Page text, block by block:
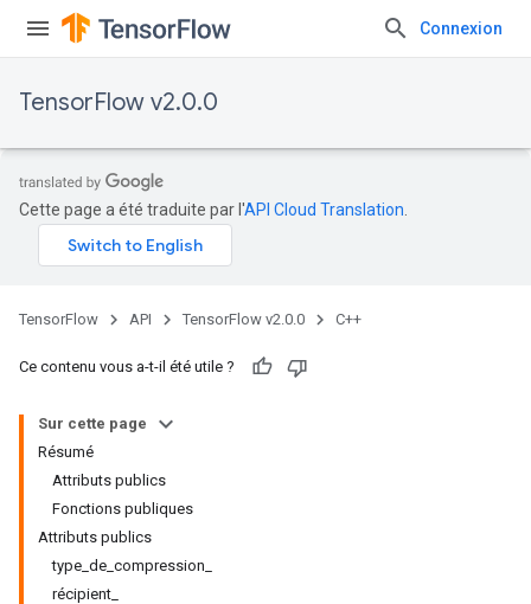
Connexion
TensorFlow v2.0.0
Cette page a été traduite par l'API Cloud Translation
TensorFlow API TensorFlow v2.0.0 C++
Ce contenu vous a-t-il été utile ?
Sur cette page
Résumé
Attributs publics
Fonctions publiques
Attributs publics
type_de_compression_
récipient_